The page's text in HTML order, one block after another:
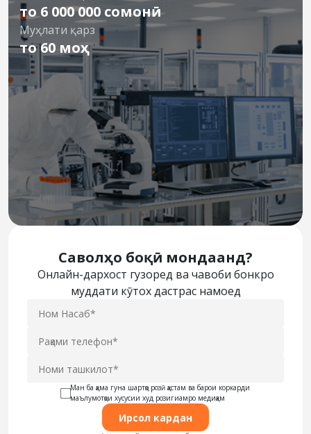
то 6 000 000 сомонӣ
Муҳлати қарз
то 60 моҳ
Саволҳо боқӣ мондаанд?
Онлайн-дархост гузоред ва чавоби бонкро
муддати кӯтох дастрас намоед
Ман ба ҳама гуна шартҳо розӣ ҳастам ва барои коркарди
маълумотҳои хусусии худ розигиамро медиҳам
Ирсол кардан